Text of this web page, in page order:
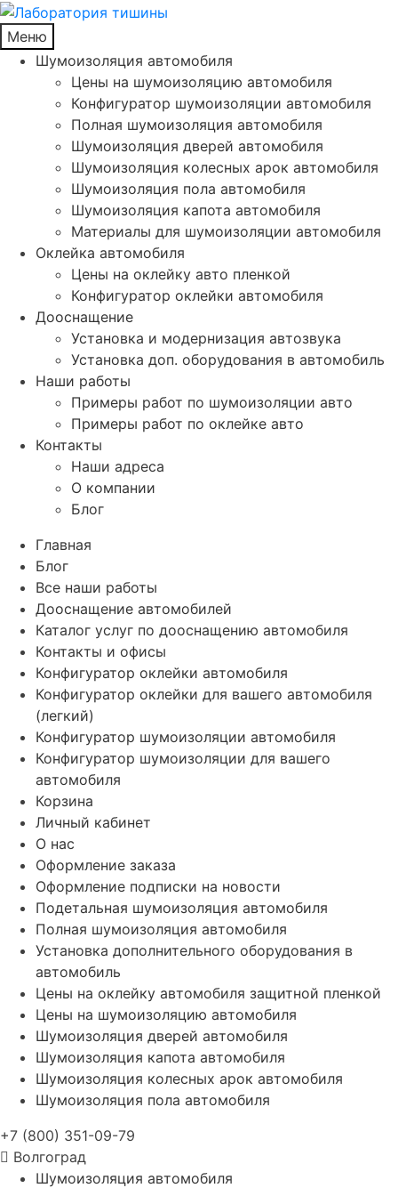
Меню
Шумоизоляция автомобиля
Цены на шумоизоляцию автомобиля
Конфигуратор шумоизоляции автомобиля
Полная шумоизоляция автомобиля
Шумоизоляция дверей автомобиля
Шумоизоляция колесных арок автомобиля
Шумоизоляция пола автомобиля
Шумоизоляция капота автомобиля
Материалы для шумоизоляции автомобиля
Оклейка автомобиля
Цены на оклейку авто пленкой
Конфигуратор оклейки автомобиля
Дооснащение
Установка и модернизация автозвука
Установка доп. оборудования в автомобиль
Наши работы
Примеры работ по шумоизоляции авто
Примеры работ по оклейке авто
Контакты
Наши адреса
О компании
Блог
Главная
Блог
Все наши работы
Дооснащение автомобилей
Каталог услуг по дооснащению автомобиля
Контакты и офисы
Конфигуратор оклейки автомобиля
Конфигуратор оклейки для вашего автомобиля
(легкий)
Конфигуратор шумоизоляции автомобиля
Конфигуратор шумоизоляции для вашего
автомобиля
Корзина
Личный кабинет
О нас
Оформление заказа
Оформление подписки на новости
Подетальная шумоизоляция автомобиля
Полная шумоизоляция автомобиля
Установка дополнительного оборудования в
автомобиль
Цены на оклейку автомобиля защитной пленкой
Цены на шумоизоляцию автомобиля
Шумоизоляция дверей автомобиля
Шумоизоляция капота автомобиля
Шумоизоляция колесных арок автомобиля
Шумоизоляция пола автомобиля
+7 (800) 351-09-79
Волгоград
Шумоизоляция автомобиля